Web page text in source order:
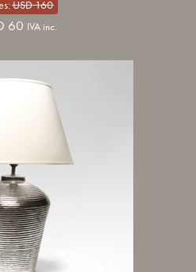
USD160
60 IVA inc.